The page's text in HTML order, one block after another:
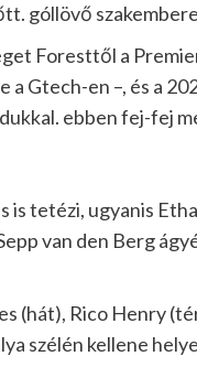
góllövő
Foresttől a
Gtech-en –, és a
ebben fej-fej
tetézi, ugyanis
van den Berg
(hát), Rico Henry
szélén kellene